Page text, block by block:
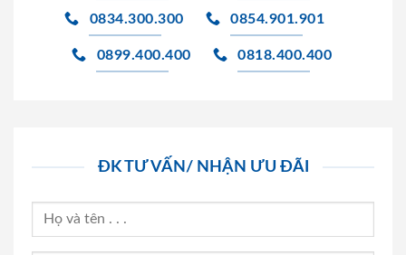
0834.300.300 0854.901.901
0899.400.400 0818.400.400
ĐK TƯ VẤN/ NHẬN ƯU ĐÃI